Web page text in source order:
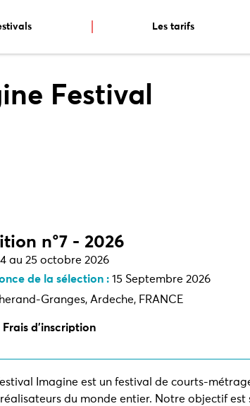
Les tarifs
Festival
n°7 - 2026
au 25 octobre 2026
de la sélection : 15 Septembre 2026
Granges, Ardeche, FRANCE
Frais d’inscription
Imagine est un festival de courts-
du monde entier. Notre objectif est